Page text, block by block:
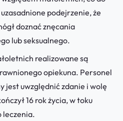
podejrzenie, że
doznać znęcania
lub seksualnego.
realizowane są
opiekuna. Personel
jest uwzględnić zdanie i wolę
16 rok życia, w toku
leczenia.